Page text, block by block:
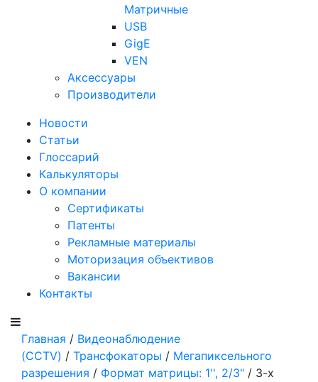
Матричные
USB
GigE
VEN
Аксессуары
Производители
Новости
Статьи
Глоссарий
Калькуляторы
О компании
Сертификаты
Патенты
Рекламные материалы
Моторизация объективов
Вакансии
Контакты
Главная / Видеонаблюдение
(CCTV) / Трансфокаторы / Мегапиксельного
разрешения / Формат матрицы: 1'', 2/3" / 3-х